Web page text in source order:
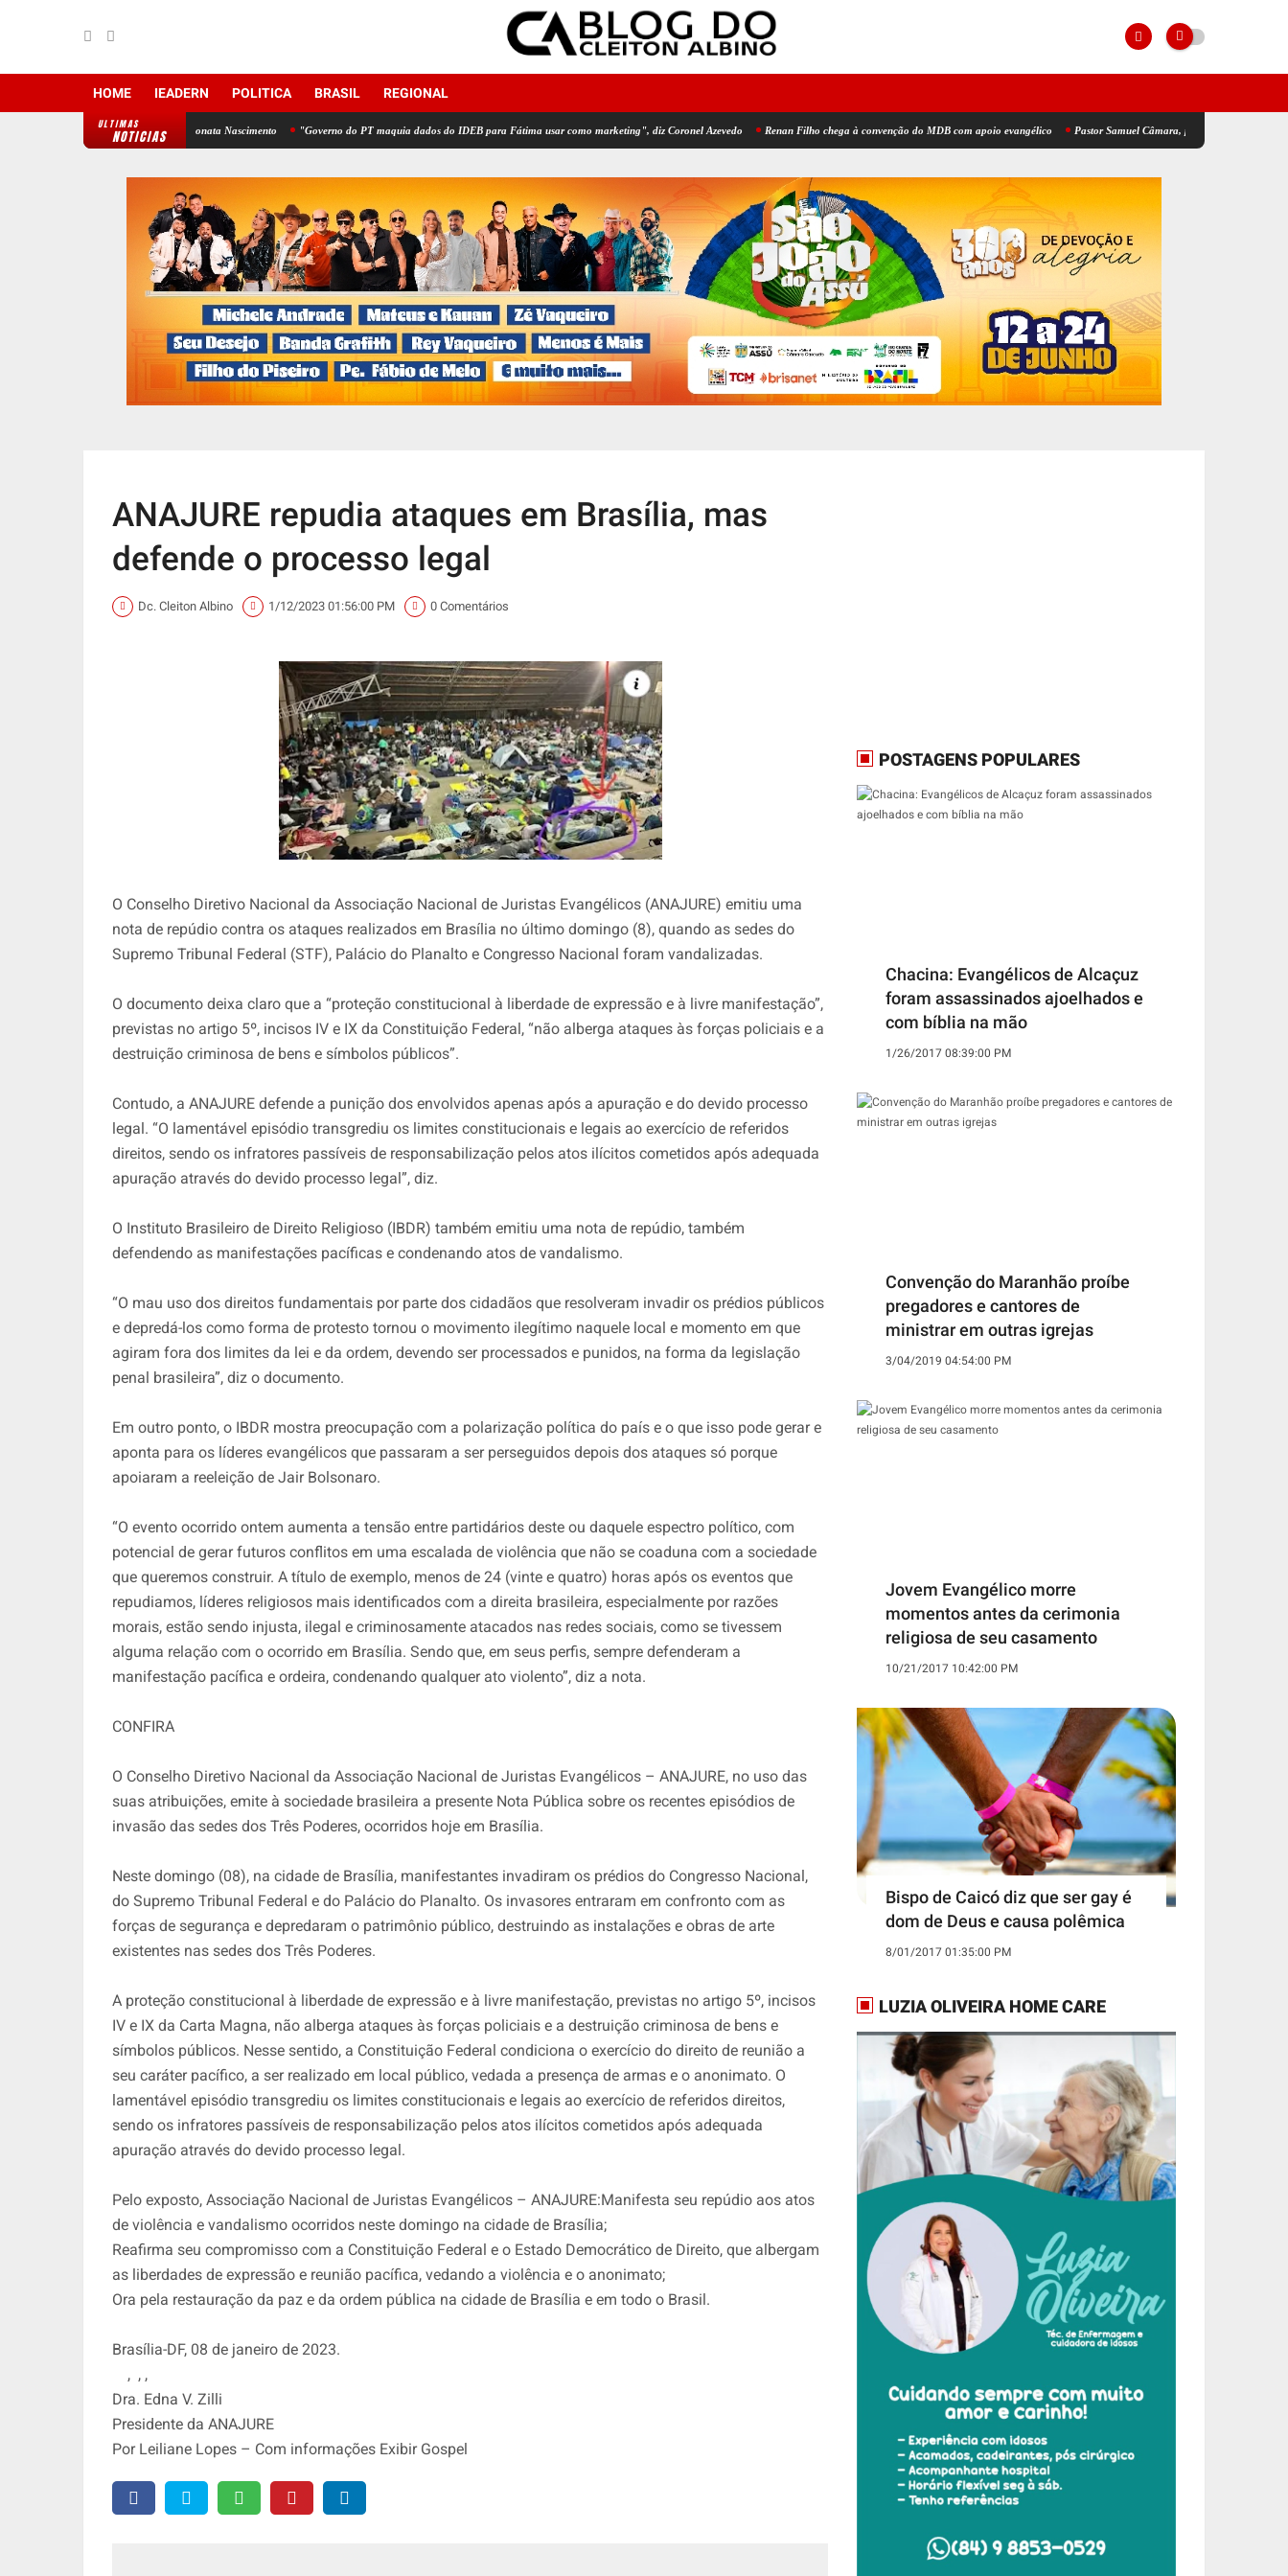
HOME IEADERN POLITICA BRASIL REGIONAL
ULTIMAS
NOTICIAS
a deputado estadual Jonata Nascimento "Governo do PT maquia dados do IDEB para Fátima usar como marketing", diz Coronel Azevedo Renan Filho chega à convenção do MDB com apoio evangélico Pastor Samuel Câmara, presidente da CADB, será
ANAJURE repudia ataques em Brasília, mas
defende o processo legal
Dc. Cleiton Albino 1/12/2023 01:56:00 PM 0 Comentários
O Conselho Diretivo Nacional da Associação Nacional de Juristas Evangélicos (ANAJURE) emitiu uma
nota de repúdio contra os ataques realizados em Brasília no último domingo (8), quando as sedes do
Supremo Tribunal Federal (STF), Palácio do Planalto e Congresso Nacional foram vandalizadas.
O documento deixa claro que a “proteção constitucional à liberdade de expressão e à livre manifestação”,
previstas no artigo 5º, incisos IV e IX da Constituição Federal, “não alberga ataques às forças policiais e a
destruição criminosa de bens e símbolos públicos”.
Contudo, a ANAJURE defende a punição dos envolvidos apenas após a apuração e do devido processo
legal. “O lamentável episódio transgrediu os limites constitucionais e legais ao exercício de referidos
direitos, sendo os infratores passíveis de responsabilização pelos atos ilícitos cometidos após adequada
apuração através do devido processo legal”, diz.
O Instituto Brasileiro de Direito Religioso (IBDR) também emitiu uma nota de repúdio, também
defendendo as manifestações pacíficas e condenando atos de vandalismo.
“O mau uso dos direitos fundamentais por parte dos cidadãos que resolveram invadir os prédios públicos
e depredá-los como forma de protesto tornou o movimento ilegítimo naquele local e momento em que
agiram fora dos limites da lei e da ordem, devendo ser processados e punidos, na forma da legislação
penal brasileira”, diz o documento.
Em outro ponto, o IBDR mostra preocupação com a polarização política do país e o que isso pode gerar e
aponta para os líderes evangélicos que passaram a ser perseguidos depois dos ataques só porque
apoiaram a reeleição de Jair Bolsonaro.
“O evento ocorrido ontem aumenta a tensão entre partidários deste ou daquele espectro político, com
potencial de gerar futuros conflitos em uma escalada de violência que não se coaduna com a sociedade
que queremos construir. A título de exemplo, menos de 24 (vinte e quatro) horas após os eventos que
repudiamos, líderes religiosos mais identificados com a direita brasileira, especialmente por razões
morais, estão sendo injusta, ilegal e criminosamente atacados nas redes sociais, como se tivessem
alguma relação com o ocorrido em Brasília. Sendo que, em seus perfis, sempre defenderam a
manifestação pacífica e ordeira, condenando qualquer ato violento”, diz a nota.
CONFIRA
O Conselho Diretivo Nacional da Associação Nacional de Juristas Evangélicos – ANAJURE, no uso das
suas atribuições, emite à sociedade brasileira a presente Nota Pública sobre os recentes episódios de
invasão das sedes dos Três Poderes, ocorridos hoje em Brasília.
Neste domingo (08), na cidade de Brasília, manifestantes invadiram os prédios do Congresso Nacional,
do Supremo Tribunal Federal e do Palácio do Planalto. Os invasores entraram em confronto com as
forças de segurança e depredaram o patrimônio público, destruindo as instalações e obras de arte
existentes nas sedes dos Três Poderes.
A proteção constitucional à liberdade de expressão e à livre manifestação, previstas no artigo 5º, incisos
IV e IX da Carta Magna, não alberga ataques às forças policiais e a destruição criminosa de bens e
símbolos públicos. Nesse sentido, a Constituição Federal condiciona o exercício do direito de reunião a
seu caráter pacífico, a ser realizado em local público, vedada a presença de armas e o anonimato. O
lamentável episódio transgrediu os limites constitucionais e legais ao exercício de referidos direitos,
sendo os infratores passíveis de responsabilização pelos atos ilícitos cometidos após adequada
apuração através do devido processo legal.
Pelo exposto, Associação Nacional de Juristas Evangélicos – ANAJURE:Manifesta seu repúdio aos atos
de violência e vandalismo ocorridos neste domingo na cidade de Brasília;
Reafirma seu compromisso com a Constituição Federal e o Estado Democrático de Direito, que albergam
as liberdades de expressão e reunião pacífica, vedando a violência e o anonimato;
Ora pela restauração da paz e da ordem pública na cidade de Brasília e em todo o Brasil.
Brasília-DF, 08 de janeiro de 2023.
, , ,
Dra. Edna V. Zilli
Presidente da ANAJURE
Por Leiliane Lopes – Com informações Exibir Gospel
POSTAGENS POPULARES
Chacina: Evangélicos de Alcaçuz
foram assassinados ajoelhados e
com bíblia na mão
1/26/2017 08:39:00 PM
Convenção do Maranhão proíbe
pregadores e cantores de
ministrar em outras igrejas
3/04/2019 04:54:00 PM
Jovem Evangélico morre
momentos antes da cerimonia
religiosa de seu casamento
10/21/2017 10:42:00 PM
Bispo de Caicó diz que ser gay é
dom de Deus e causa polêmica
8/01/2017 01:35:00 PM
LUZIA OLIVEIRA HOME CARE